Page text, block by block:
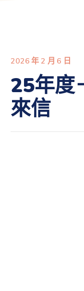
2026 年 2 月 6 日
25年度
來信